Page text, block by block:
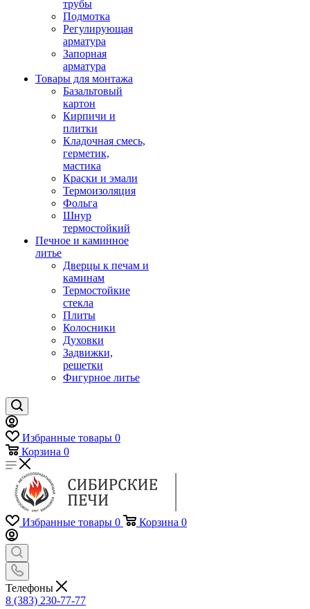
трубы
Подмотка
Регулирующая
арматура
Запорная
арматура
Товары для монтажа
Базальтовый
картон
Кирпичи и
плитки
Кладочная смесь,
герметик,
мастика
Краски и эмали
Термоизоляция
Фольга
Шнур
термостойкий
Печное и каминное
литье
Дверцы к печам и
каминам
Термостойкие
стекла
Плиты
Колосники
Духовки
Задвижки,
решетки
Фигурное литье
Избранные товары 0
Корзина 0
Избранные товары 0 Корзина 0
Телефоны
8 (383) 230-77-77